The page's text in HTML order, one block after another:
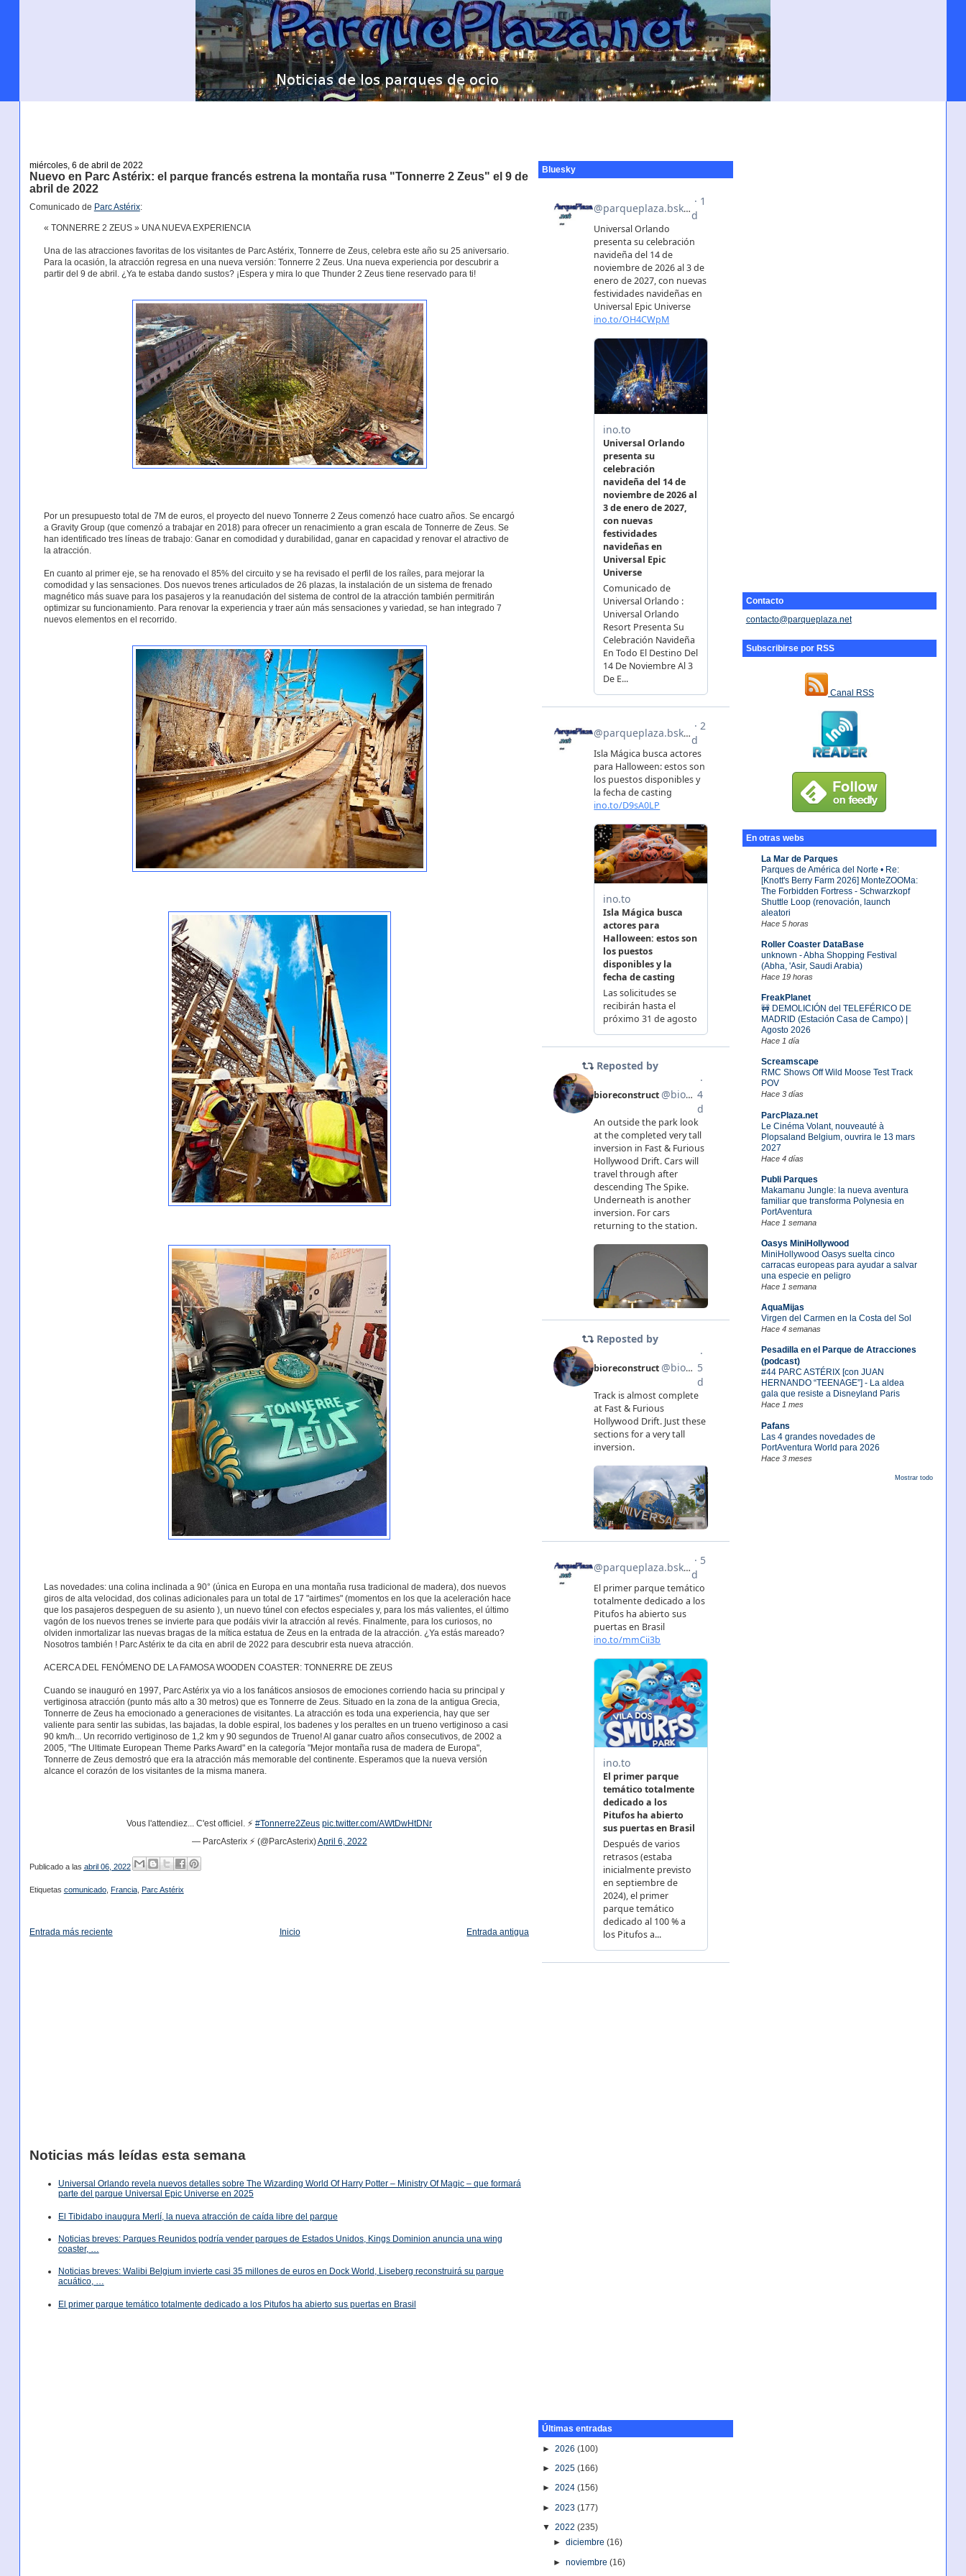
Contacto
contacto@parqueplaza.net
Subscribirse por RSS
Canal RSS
En otras webs
La Mar de Parques
Parques de América del Norte • Re:
[Knott's Berry Farm 2026] MonteZOOMa:
The Forbidden Fortress - Schwarzkopf
Shuttle Loop (renovación, launch
aleatori
Hace 5 horas
Roller Coaster DataBase
unknown - Abha Shopping Festival
(Abha, 'Asir, Saudi Arabia)
Hace 19 horas
FreakPlanet
🚧 DEMOLICIÓN del TELEFÉRICO DE
MADRID (Estación Casa de Campo) |
Agosto 2026
Hace 1 día
Screamscape
RMC Shows Off Wild Moose Test Track
POV
Hace 3 días
ParcPlaza.net
Le Cinéma Volant, nouveauté à
Plopsaland Belgium, ouvrira le 13 mars
2027
Hace 4 días
Publi Parques
Makamanu Jungle: la nueva aventura
familiar que transforma Polynesia en
PortAventura
Hace 1 semana
Oasys MiniHollywood
MiniHollywood Oasys suelta cinco
carracas europeas para ayudar a salvar
una especie en peligro
Hace 1 semana
AquaMijas
Virgen del Carmen en la Costa del Sol
Hace 4 semanas
Pesadilla en el Parque de Atracciones
(podcast)
#44 PARC ASTÉRIX [con JUAN
HERNANDO “TEENAGE”] - La aldea
gala que resiste a Disneyland Paris
Hace 1 mes
Pafans
Las 4 grandes novedades de
PortAventura World para 2026
Hace 3 meses
Mostrar todo
miércoles, 6 de abril de 2022
Nuevo en Parc Astérix: el parque francés estrena la montaña rusa "Tonnerre 2 Zeus" el 9 de
abril de 2022
Comunicado de Parc Astérix:
« TONNERRE 2 ZEUS » UNA NUEVA EXPERIENCIA
Una de las atracciones favoritas de los visitantes de Parc Astérix, Tonnerre de Zeus, celebra este año su 25 aniversario.
Para la ocasión, la atracción regresa en una nueva versión: Tonnerre 2 Zeus. Una nueva experiencia por descubrir a
partir del 9 de abril. ¿Ya te estaba dando sustos? ¡Espera y mira lo que Thunder 2 Zeus tiene reservado para ti!
Por un presupuesto total de 7M de euros, el proyecto del nuevo Tonnerre 2 Zeus comenzó hace cuatro años. Se encargó
a Gravity Group (que comenzó a trabajar en 2018) para ofrecer un renacimiento a gran escala de Tonnerre de Zeus. Se
han identificado tres líneas de trabajo: Ganar en comodidad y durabilidad, ganar en capacidad y renovar el atractivo de
la atracción.
En cuanto al primer eje, se ha renovado el 85% del circuito y se ha revisado el perfil de los raíles, para mejorar la
comodidad y las sensaciones. Dos nuevos trenes articulados de 26 plazas, la instalación de un sistema de frenado
magnético más suave para los pasajeros y la reanudación del sistema de control de la atracción también permitirán
optimizar su funcionamiento. Para renovar la experiencia y traer aún más sensaciones y variedad, se han integrado 7
nuevos elementos en el recorrido.
Las novedades: una colina inclinada a 90° (única en Europa en una montaña rusa tradicional de madera), dos nuevos
giros de alta velocidad, dos colinas adicionales para un total de 17 "airtimes" (momentos en los que la aceleración hace
que los pasajeros despeguen de su asiento ), un nuevo túnel con efectos especiales y, para los más valientes, el último
vagón de los nuevos trenes se invierte para que podáis vivir la atracción al revés. Finalmente, para los curiosos, no
olviden inmortalizar las nuevas bragas de la mítica estatua de Zeus en la entrada de la atracción. ¿Ya estás mareado?
Nosotros también ! Parc Astérix te da cita en abril de 2022 para descubrir esta nueva atracción.
ACERCA DEL FENÓMENO DE LA FAMOSA WOODEN COASTER: TONNERRE DE ZEUS
Cuando se inauguró en 1997, Parc Astérix ya vio a los fanáticos ansiosos de emociones corriendo hacia su principal y
vertiginosa atracción (punto más alto a 30 metros) que es Tonnerre de Zeus. Situado en la zona de la antigua Grecia,
Tonnerre de Zeus ha emocionado a generaciones de visitantes. La atracción es toda una experiencia, hay que ser
valiente para sentir las subidas, las bajadas, la doble espiral, los badenes y los peraltes en un trueno vertiginoso a casi
90 km/h... Un recorrido vertiginoso de 1,2 km y 90 segundos de Trueno! Al ganar cuatro años consecutivos, de 2002 a
2005, "The Ultimate European Theme Parks Award" en la categoría "Mejor montaña rusa de madera de Europa",
Tonnerre de Zeus demostró que era la atracción más memorable del continente. Esperamos que la nueva versión
alcance el corazón de los visitantes de la misma manera.
Vous l'attendiez... C'est officiel. ⚡️#Tonnerre2Zeus pic.twitter.com/AWtDwHtDNr
— ParcAsterix ⚡️ (@ParcAsterix)April 6, 2022
Publicado a las abril 06, 2022
Etiquetas comunicado, Francia, Parc Astérix
Entrada más reciente Entrada antigua
Inicio
Noticias más leídas esta semana
Universal Orlando revela nuevos detalles sobre The Wizarding World Of Harry Potter – Ministry Of Magic – que formará
parte del parque Universal Epic Universe en 2025
El Tibidabo inaugura Merlí, la nueva atracción de caída libre del parque
Noticias breves: Parques Reunidos podría vender parques de Estados Unidos, Kings Dominion anuncia una wing
coaster, …
Noticias breves: Walibi Belgium invierte casi 35 millones de euros en Dock World, Liseberg reconstruirá su parque
acuático, …
El primer parque temático totalmente dedicado a los Pitufos ha abierto sus puertas en Brasil
Bluesky
Últimas entradas
►2026(100)
►2025(166)
►2024(156)
►2023(177)
▼2022(235)
►diciembre(16)
►noviembre(16)